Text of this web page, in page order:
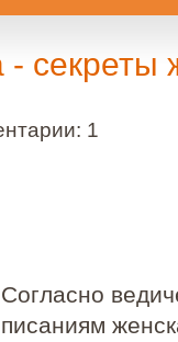
секреты
1
Согласно
писаниям